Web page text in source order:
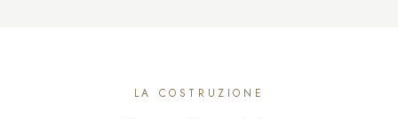
LA COSTRUZIONE